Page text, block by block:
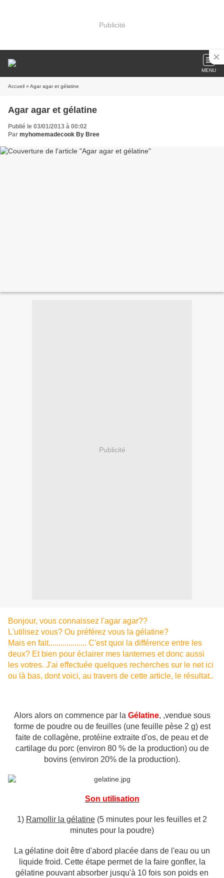
Publicité
MENU
Accueil » Agar agar et gélatine
Agar agar et gélatine
Publié le 03/01/2013 à 00:02
Par myhomemadecook By Bree
Publicité
Bonjour, vous connaissez l'agar agar??
L'utilisez vous? Ou préférez vous la gélatine?
Mais en fait................... C'est quoi la différence entre les
deux? Et bien pour éclairer mes lanternes et donc aussi
les votres. J'ai effectuée quelques recherches sur le net ici
ou là bas, dont voici, au travers de cette article, le résultat..
Alors alors on commence par la Gélatine, ,vendue sous
forme de poudre ou de feuilles (une feuille pèse 2 g) est
faite de collagène, protéine extraite d'os, de peau et de
cartilage du porc (environ 80 % de la production) ou de
bovins (environ 20% de la production).
Son utilisation
1) Ramollir la gélatine (5 minutes pour les feuilles et 2
minutes pour la poudre)
La gélatine doit être d'abord placée dans de l'eau ou un
liquide froid. Cette étape permet de la faire gonfler, la
gélatine pouvant absorber jusqu'à 10 fois son poids en